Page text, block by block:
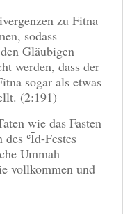
zu Fitna
sodass
Gläubigen
werden, dass der
sogar als etwas
(2:191)
wie das Fasten
ʿĪd-Festes
Ummah
vollkommen und